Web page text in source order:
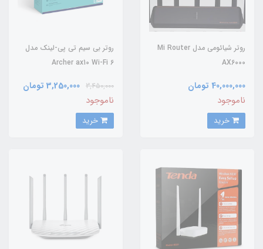
روتر شیائومی مدل Mi Router
AX6000
40,000,000 تومان
ناموجود
روتر بی سیم تی پی-لینک مدل
Archer ax10 Wi-Fi 6
3,450,000 3,250,000 تومان
ناموجود